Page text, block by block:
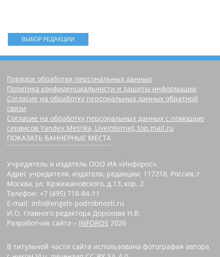
ВЫБОР РЕДАКЦИИ
Порядок обработки персональных данных
Политика конфиденциальности и защиты информации
Согласие на обработку персональных данных обратной
связи
Согласие на обработку персональных данных с помощью
сервисов Yandex.Metrika, LiveInternet, top.mail.ru
ПОКАЗАТЬ БАННЕРНЫЕ МЕСТА
Учредитель и издатель ООО ИА «Инфорос».
Адрес учредителя, издателя, редакции: 117218, Россия, г.
Москва, ул. Кржижановского, д.13, кор. 2
Телефон: +7 (495) 718-84-11
E-mail: info@engels-podrobnosti.ru
И.О. главного редактора Дорохова Н.В.
Разработчик сайта – INFOROS 2026
В титульной части сайта использована фотография автора